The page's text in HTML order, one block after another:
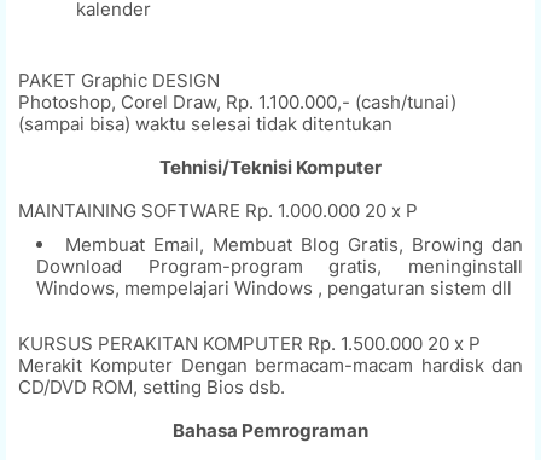
kalender
PAKET Graphic DESIGN
Photoshop, Corel Draw, Rp. 1.100.000,- (cash/tunai)
(sampai bisa) waktu selesai tidak ditentukan
Tehnisi/Teknisi Komputer
MAINTAINING SOFTWARE Rp. 1.000.000 20 x P
Membuat Email, Membuat Blog Gratis, Browing dan
Download Program-program gratis, meninginstall
Windows, mempelajari Windows , pengaturan sistem dll
KURSUS PERAKITAN KOMPUTER Rp. 1.500.000 20 x P
Merakit Komputer Dengan bermacam-macam hardisk dan
CD/DVD ROM, setting Bios dsb.
Bahasa Pemrograman